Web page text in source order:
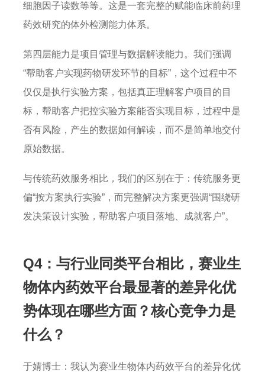
细胞因子读数等等。这是一套完整的赋能临床前药理
药效研究的体外检测能力体系。
第四层能力是项目管理与数据解读能力。我们强调
“帮助客户实现药物研发环节的目标”，这个过程中不
仅仅是执行实验方案，包括真正理解客户项目的目
标，帮助客户把控实验方案能否实现目标，过程中是
否有风险，产生的数据如何解读，而不是简单地交付
原始数据。
与传统药效服务相比，我们的区别在于：传统服务更
偏“按方案执行实验”，而完整解决方案更强调“围绕研
发决策设计实验，帮助客户项目落地、成就客户”。
Q4：与行业同类平台相比，赛业生
物体内药效平台最显著的差异化优
势体现在哪些方面？核心竞争力是
什么？
于婧博士：我认为赛业生物体内药效平台的差异化优